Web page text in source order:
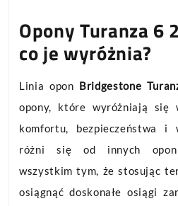
Opony Turanza 6
co je wyróżnia?
Linia opon Bridgestone
opony, które wyróżniają się
komfortu, bezpieczeństwa i
różni się od innych opon
wszystkim tym, że stosując
osiągnąć doskonałe osiągi